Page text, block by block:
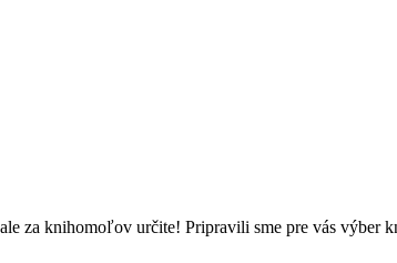
za knihomoľov určite! Pripravili sme pre vás výber